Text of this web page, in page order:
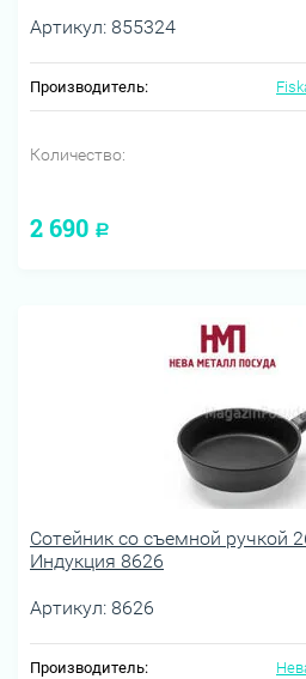
Артикул: 855324
Производитель:
Количество:
2 690 Р
Сотейник со съемной ручкой
Индукция 8626
Артикул: 8626
Производитель: